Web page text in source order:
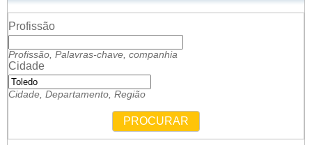
Profissão
Profissão, Palavras-chave, companhia
Cidade
Cidade, Departamento, Região
PROCURAR